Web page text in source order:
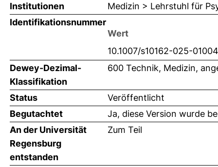
Institutionen
Medizin > Lehrstuhl für
Identifikationsnummer
Wert
10.1007/s10162-025-
Dewey-Dezimal-
Klassifikation
600 Technik, Medizin,
Status
Veröffentlicht
Begutachtet
Ja, diese Version wurde
An der Universität
Regensburg
entstanden
Zum Teil